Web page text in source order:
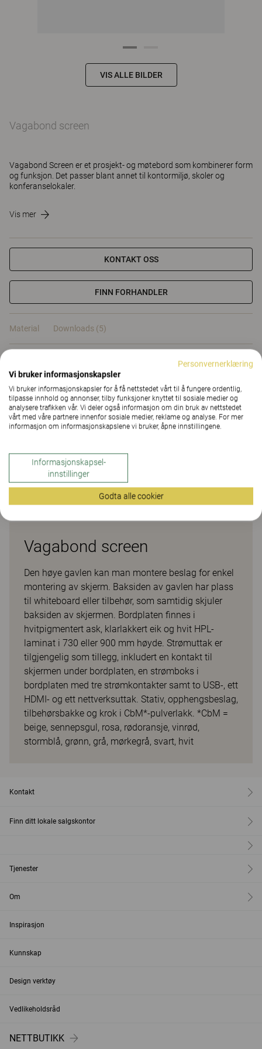
VIS ALLE BILDER
Vagabond screen
Vagabond Screen er et prosjekt- og møtebord som kombinerer form
og funksjon. Det passer blant annet til kontormiljø, skoler og
konferanselokaler.
Vis mer
KONTAKT OSS
FINN FORHANDLER
Material Downloads (5)
Material
Downloads (
Vagabond screen
Den høye gavlen kan man montere beslag for enkel
montering av skjerm. Baksiden av gavlen har plass
til whiteboard eller tilbehør, som samtidig skjuler
baksiden av skjermen. Bordplaten finnes i
hvitpigmentert ask, klarlakkert eik og hvit HPL-
laminat i 730 eller 900 mm høyde. Strømuttak er
tilgjengelig som tillegg, inkludert en kontakt til
skjermen under bordplaten, en strømboks i
bordplaten med tre strømkontakter samt to USB-, ett
HDMI- og ett nettverksuttak. Stativ, opphengsbeslag,
tilbehørsbakke og krok i CbM*-pulverlakk. *CbM =
beige, sennepsgul, rosa, rødoransje, vinrød,
stormblå, grønn, grå, mørkegrå, svart, hvit
Kontakt
Finn ditt lokale salgskontor
Tjenester
Om
Inspirasjon
Kunnskap
Design verktøy
Vedlikeholdsråd
NETTBUTIKK
Personvernerklæring
Vi bruker informasjonskapsler
Vi bruker informasjonskapsler for å få nettstedet vårt til å fungere ordentlig,
tilpasse innhold og annonser, tilby funksjoner knyttet til sosiale medier og
analysere trafikken vår. Vi deler også informasjon om din bruk av nettstedet
vårt med våre partnere innenfor sosiale medier, reklame og analyse. For mer
informasjon om informasjonskapslene vi bruker, åpne innstillingene.
Informasjonskapsel-
innstillinger
Godta alle cookier